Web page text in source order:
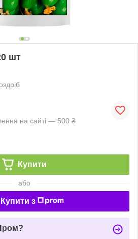
шт
на сайті — 500 ₴
Купити
або
Купити з